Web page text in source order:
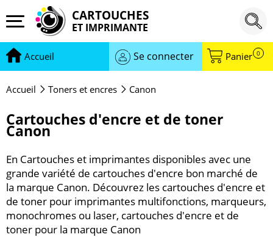
CARTOUCHES
ET IMPRIMANTE
Accueil Se connecter Panier 0
Accueil Toners et encres Canon
Cartouches d'encre et de toner
Canon
En Cartouches et imprimantes disponibles avec une
grande variété de cartouches d'encre bon marché de
la marque Canon. Découvrez les cartouches d'encre et
de toner pour imprimantes multifonctions, marqueurs,
monochromes ou laser, cartouches d'encre et de
toner pour la marque Canon